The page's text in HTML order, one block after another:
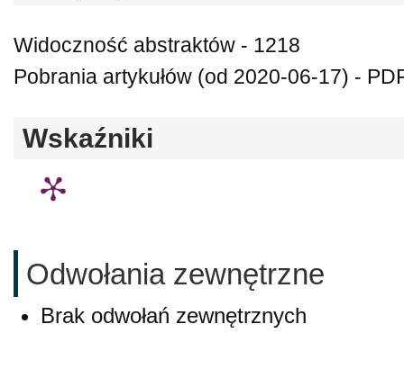
Widoczność abstraktów - 1218
Pobrania artykułów (od 2020-06-17) -
Wskaźniki
Odwołania zewnętrzne
Brak odwołań zewnętrznych